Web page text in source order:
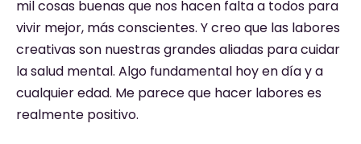
mil cosas buenas que nos hacen falta a todos para
vivir mejor, más conscientes. Y creo que las labores
creativas son nuestras grandes aliadas para cuidar
la salud mental. Algo fundamental hoy en día y a
cualquier edad. Me parece que hacer labores es
realmente positivo.